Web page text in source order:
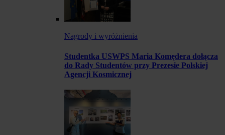
Nagrody i wyróżnienia
Studentka USWPS Maria Komędera dołącza
do Rady Studentów przy Prezesie Polskiej
Agencji Kosmicznej